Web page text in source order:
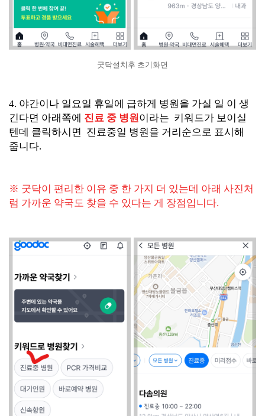
굿닥설치후 초기화면
4. 야간이나 일요일 휴일에 급하게 병원을 가실 일 이 생
긴다면 아래쪽에 진료 중 병원 이라는 키워드가 보이실
텐데 클릭하시면 진료중일 병원을 거리순으로 표시해
줍니다.
※ 굿닥이 편리한 이유 중 한 가지 더 있는데 아래 사진처
럼 가까운 약국도 찾을 수 있다는 게 장점입니다.